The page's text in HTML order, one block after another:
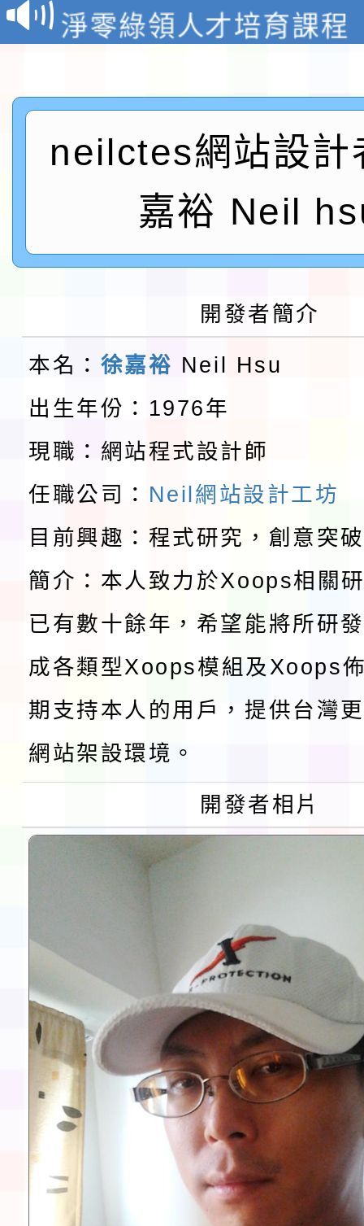
報
淨零綠領人才培育課程
及師生本土語及新住民
實施要點各1份
115年食農教育專業人
程
函轉國家通訊傳播委員
鎮韌性（防空）演習－
速演練執行計畫」
「115年金融知識線上
法」
本校115學年度第1學
第3次招考代課鐘點教
告(不再辦理後續甄選)
檢送「桃園市115學年
賽實施要點」1份
本市「115學年度學生
程安排一案
「桃園市補助參觀特色
展演活動實施計畫」
請一案
教育部校安中心白海豚
報
淨零綠領人才培育課程
檢送桃園市115學年度
及師生本土語及新住民
115年食農教育專業人
程
函轉國家通訊傳播委員
鎮韌性（防空）演習－
速演練執行計畫」
「115年金融知識線上
法」
本校115學年度第1學
第3次招考代課鐘點教
告(不再辦理後續甄選)
檢送「桃園市115學年
賽實施要點」1份
本市「115學年度學生
程安排一案
「桃園市補助參觀特色
展演活動實施計畫」
請一案
neilctes網站設計
嘉裕 Neil
開發者簡介
本名： 徐嘉裕 Neil Hsu
出生年份：1976年
現職：網站程式設計師
任職公司： Neil網站設計工坊
目前興趣：程式研究，創意突
簡介：本人致力於Xoops相關
已有數十餘年，希望能將所研
成各類型Xoops模組及Xoops
期支持本人的用戶，提供台灣
網站架設環境。
開發者相片